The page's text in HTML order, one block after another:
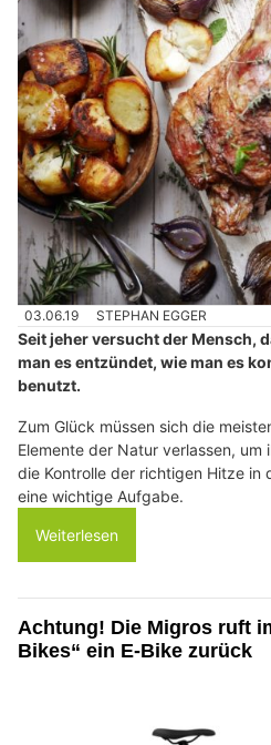
03.06.19 STEPHAN EGGER
Seit jeher versucht der Mensch,
man es entzündet, wie man es
benutzt.
Zum Glück müssen sich die
Elemente der Natur verlassen, um
die Kontrolle der richtigen Hitze in
eine wichtige Aufgabe.
Weiterlesen
Achtung! Die Migros ruft
Bikes“ ein E-Bike zurück